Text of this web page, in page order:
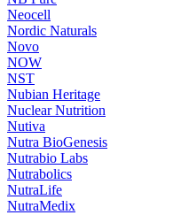
Neocell
Nordic Naturals
Novo
NOW
NST
Nubian Heritage
Nuclear Nutrition
Nutiva
Nutra BioGenesis
Nutrabio Labs
Nutrabolics
NutraLife
NutraMedix